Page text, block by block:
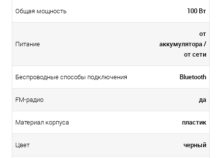
Общая мощность 100 Вт
Питание
от
аккумулятора /
от сети
Беспроводные способы подключения Bluetooth
FM-радио да
Материал корпуса пластик
Цвет черный